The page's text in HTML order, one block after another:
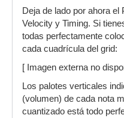
Deja de lado por ahora
Velocity y Timing. Si
todas perfectamente
cada cuadrícula del grid:
[ Imagen externa no
Los palotes verticales
(volumen) de cada nota
cuantizado está todo